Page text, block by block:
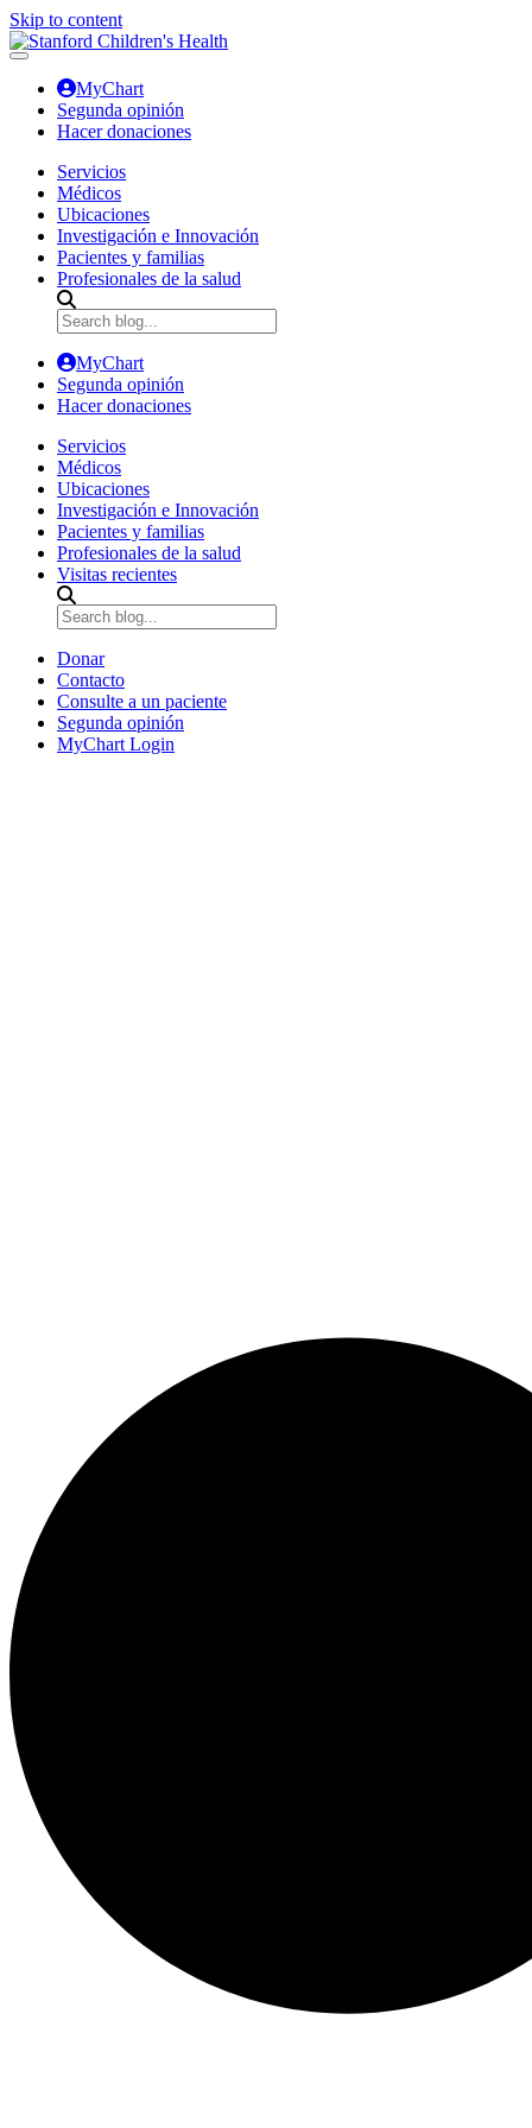
Skip to content
MyChart
Segunda opinión
Hacer donaciones
Servicios
Médicos
Ubicaciones
Investigación e Innovación
Pacientes y familias
Profesionales de la salud
MyChart
Segunda opinión
Hacer donaciones
Servicios
Médicos
Ubicaciones
Investigación e Innovación
Pacientes y familias
Profesionales de la salud
Visitas recientes
Donar
Contacto
Consulte a un paciente
Segunda opinión
MyChart Login